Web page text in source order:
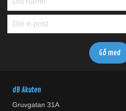
dB Akuten
Gruvgatan 31A